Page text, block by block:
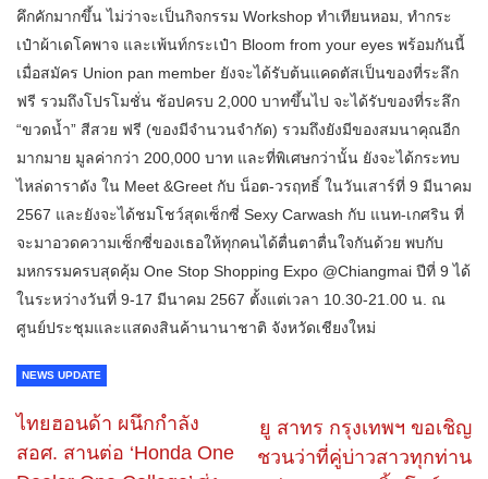
คึกคักมากขึ้น ไม่ว่าจะเป็นกิจกรรม Workshop ทำเทียนหอม, ทำกระ
เป๋าผ้าเดโคพาจ และเพ้นท์กระเป๋า Bloom from your eyes พร้อมกันนี้
เมื่อสมัคร Union pan member ยังจะได้รับต้นแคดตัสเป็นของที่ระลึก
ฟรี รวมถึงโปรโมชั่น ช้อปครบ 2,000 บาทขึ้นไป จะได้รับของที่ระลึก
“ขวดน้ำ” สีสวย ฟรี (ของมีจำนวนจำกัด) รวมถึงยังมีของสมนาคุณอีก
มากมาย มูลค่ากว่า 200,000 บาท และที่พิเศษกว่านั้น ยังจะได้กระทบ
ไหล่ดาราดัง ใน Meet &Greet กับ น็อต-วรฤทธิ์ ในวันเสาร์ที่ 9 มีนาคม
2567 และยังจะได้ชมโชว์สุดเซ็กซี่ Sexy Carwash กับ แนท-เกศริน ที่
จะมาอวดความเซ็กซี่ของเธอให้ทุกคนได้ตื่นตาตื่นใจกันด้วย พบกับ
มหกรรมครบสุดคุ้ม One Stop Shopping Expo @Chiangmai ปีที่ 9 ได้
ในระหว่างวันที่ 9-17 มีนาคม 2567 ตั้งแต่เวลา 10.30-21.00 น. ณ
ศูนย์ประชุมและแสดงสินค้านานาชาติ จังหวัดเชียงใหม่
NEWS UPDATE
ไทยฮอนด้า ผนึกกำลัง
สอศ. สานต่อ ‘Honda One
ยู สาทร กรุงเทพฯ ขอเชิญ
ชวนว่าที่คู่บ่าวสาวทุกท่าน